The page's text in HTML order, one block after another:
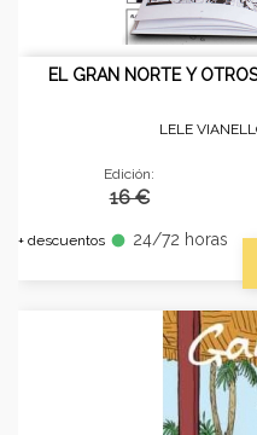
EL GRAN NORTE Y
LELE
Edición:
16 €
+ descuentos fiber_manual_record 24/72 horas